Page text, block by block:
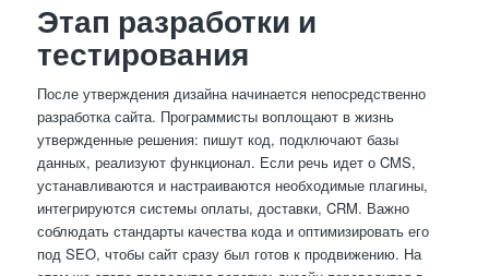
Этап разработки и
тестирования
После утверждения дизайна начинается непосредственно
разработка сайта. Программисты воплощают в жизнь
утвержденные решения: пишут код, подключают базы
данных, реализуют функционал. Если речь идет о CMS,
устанавливаются и настраиваются необходимые плагины,
интегрируются системы оплаты, доставки, CRM. Важно
соблюдать стандарты качества кода и оптимизировать его
под SEO, чтобы сайт сразу был готов к продвижению. На